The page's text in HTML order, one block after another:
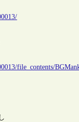
file_contents/